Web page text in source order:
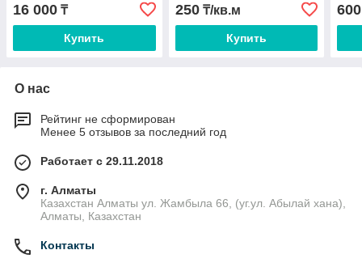
16 000 ₸
Купить
250₸/кв.м
Купить
600
О нас
Рейтинг не сформирован
Менее 5 отзывов за последний год
Работает с 29.11.2018
г. Алматы
Казахстан Алматы ул. Жамбыла 66, (уг.ул. Абылай хана),
Алматы, Казахстан
Контакты